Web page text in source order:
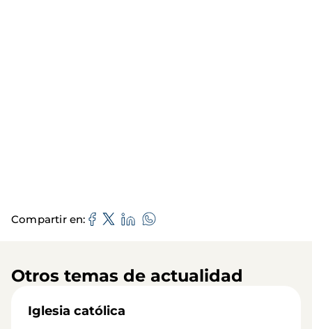
Compartir en
Otros temas de actualidad
Iglesia católica